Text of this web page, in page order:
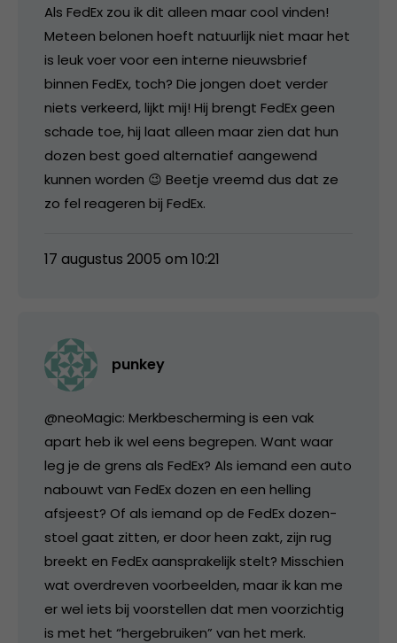
Als FedEx zou ik dit alleen maar cool vinden!
Meteen belonen hoeft natuurlijk niet maar het
is leuk voer voor een interne nieuwsbrief
binnen FedEx, toch? Die jongen doet verder
niets verkeerd, lijkt mij! Hij brengt FedEx geen
schade toe, hij laat alleen maar zien dat hun
dozen best goed alternatief aangewend
kunnen worden 😉 Beetje vreemd dus dat ze
zo fel reageren bij FedEx.
17 augustus 2005 om 10:21
punkey
@neoMagic: Merkbescherming is een vak
apart heb ik wel eens begrepen. Want waar
leg je de grens als FedEx? Als iemand een auto
nabouwt van FedEx dozen en een helling
afsjeest? Of als iemand op de FedEx dozen-
stoel gaat zitten, er door heen zakt, zijn rug
breekt en FedEx aansprakelijk stelt? Misschien
wat overdreven voorbeelden, maar ik kan me
er wel iets bij voorstellen dat men voorzichtig
is met het “hergebruiken” van het merk.